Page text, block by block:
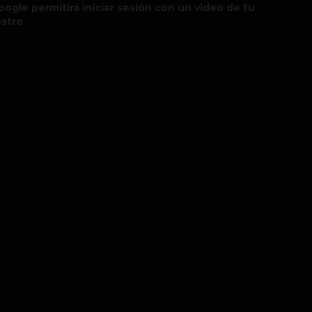
permitirá iniciar sesión con un video de tu